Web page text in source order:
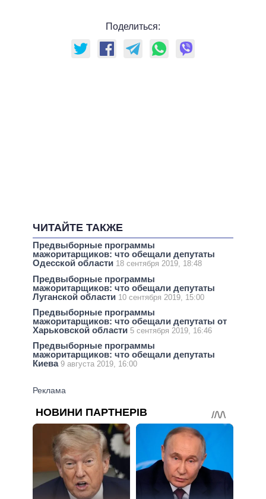
Поделиться:
ЧИТАЙТЕ ТАКЖЕ
Предвыборные программы
мажоритарщиков: что обещали депутаты
Одесской области 18 сентября 2019, 18:48
Предвыборные программы
мажоритарщиков: что обещали депутаты
Луганской области 10 сентября 2019, 15:00
Предвыборные программы
мажоритарщиков: что обещали депутаты от
Харьковской области 5 сентября 2019, 16:46
Предвыборные программы
мажоритарщиков: что обещали депутаты
Киева 9 августа 2019, 16:00